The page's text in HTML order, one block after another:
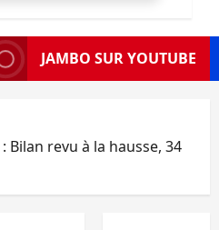
JAMBO SUR YOUTUBE
Bilan revu à la hausse, 34